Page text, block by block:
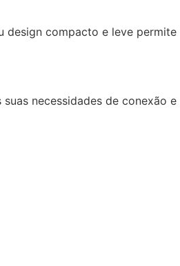
design compacto e leve
necessidades de conexão